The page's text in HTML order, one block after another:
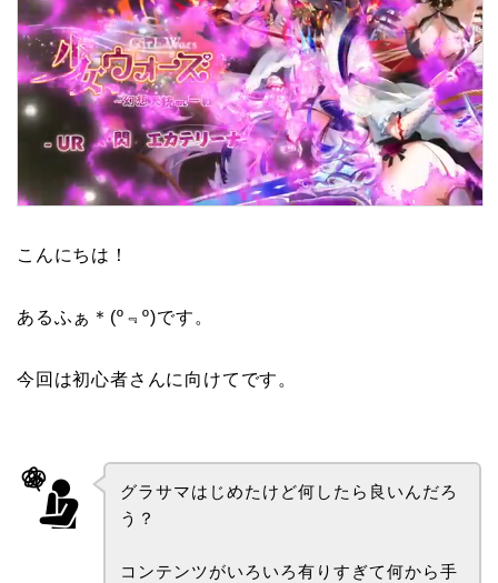
こんにちは！
あるふぁ＊(º﹃º)です。
今回は初心者さんに向けてです。
グラサマはじめたけど何したら良いんだろ
う？
コンテンツがいろいろ有りすぎて何から手